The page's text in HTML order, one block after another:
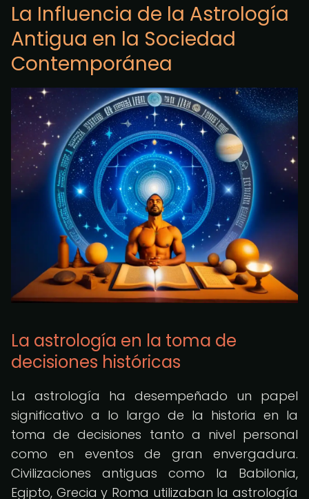
La Influencia de la Astrología
Antigua en la Sociedad
Contemporánea
La astrología en la toma de
decisiones históricas
La astrología ha desempeñado un papel
significativo a lo largo de la historia en la
toma de decisiones tanto a nivel personal
como en eventos de gran envergadura.
Civilizaciones antiguas como la Babilonia,
Egipto, Grecia y Roma utilizaban la astrología